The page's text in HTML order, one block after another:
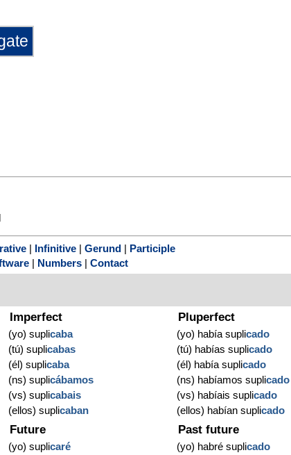
Infinitive Gerund
Participle
Numbers Contact
Imperfect
(yo) suplicaba
(tú) suplicabas
(él) suplicaba
(ns) suplicábamos
(vs) suplicabais
(ellos) suplicaban
Pluperfect
(yo) había suplicado
(tú) habías suplicado
(él) había suplicado
(ns) habíamos suplicado
(vs) habíais suplicado
(ellos) habían suplicado
Future
(yo) suplicaré
Past future
(yo) habré suplicado